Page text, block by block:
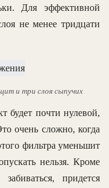
Для эффективной
не менее тридцати
и три слоя сыпучих
будет почти нулевой,
очень сложно, когда
фильтра уменьшит
нельзя. Кроме
придется